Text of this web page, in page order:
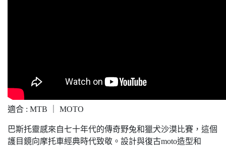
適合 : MTB ｜ MOTO
巴斯托靈感來自七十年代的傳奇野兔和獵犬沙漠比賽，這個
護目鏡向摩托車經典時代致敬。設計與復古moto造型和